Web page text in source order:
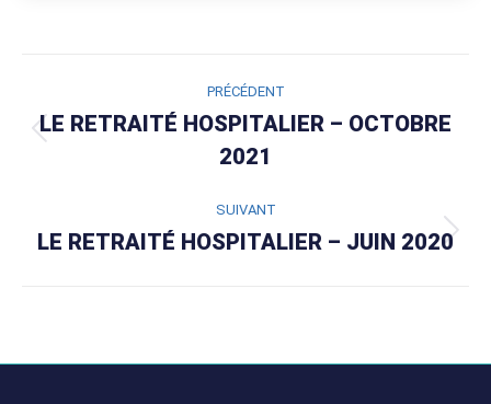
NAVIGATION
ARTICLE
PRÉCÉDENT
précédent
LE RETRAITÉ HOSPITALIER – OCTOBRE
2021
SUIVANT
Article
LE RETRAITÉ HOSPITALIER – JUIN 2020